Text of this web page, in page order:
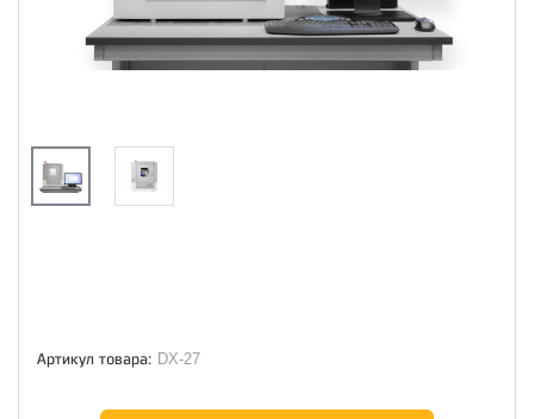
Артикул товара: DX-27